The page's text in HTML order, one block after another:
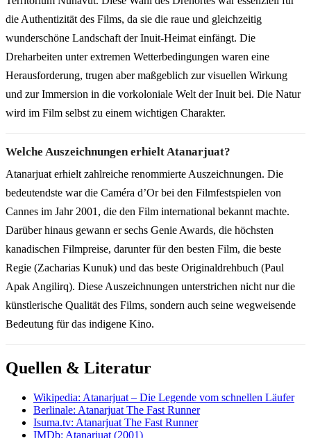
die Authentizität des Films, da sie die raue und gleichzeitig
wunderschöne Landschaft der Inuit-Heimat einfängt. Die
Dreharbeiten unter extremen Wetterbedingungen waren eine
Herausforderung, trugen aber maßgeblich zur visuellen Wirkung
und zur Immersion in die vorkoloniale Welt der Inuit bei. Die Natur
wird im Film selbst zu einem wichtigen Charakter.
Welche Auszeichnungen erhielt Atanarjuat?
Atanarjuat erhielt zahlreiche renommierte Auszeichnungen. Die
bedeutendste war die Caméra d’Or bei den Filmfestspielen von
Cannes im Jahr 2001, die den Film international bekannt machte.
Darüber hinaus gewann er sechs Genie Awards, die höchsten
kanadischen Filmpreise, darunter für den besten Film, die beste
Regie (Zacharias Kunuk) und das beste Originaldrehbuch (Paul
Apak Angilirq). Diese Auszeichnungen unterstrichen nicht nur die
künstlerische Qualität des Films, sondern auch seine wegweisende
Bedeutung für das indigene Kino.
Quellen & Literatur
Wikipedia: Atanarjuat – Die Legende vom schnellen Läufer
Berlinale: Atanarjuat The Fast Runner
Isuma.tv: Atanarjuat The Fast Runner
IMDb: Atanarjuat (2001)